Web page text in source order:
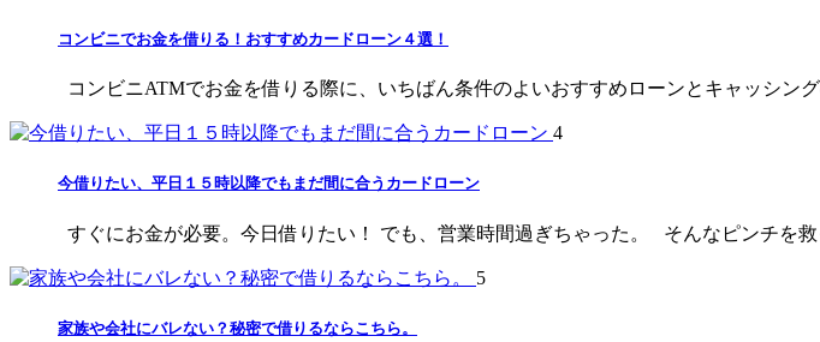
コンビニでお金を借りる！おすすめカードローン４選！
コンビニATMでお金を借りる際に、いちばん条件のよいおすすめローンとキャッシ
4
今借りたい、平日１５時以降でもまだ間に合うカードローン
すぐにお金が必要。今日借りたい！ でも、営業時間過ぎちゃった。 そんなピンチ
5
家族や会社にバレない？秘密で借りるならこちら。